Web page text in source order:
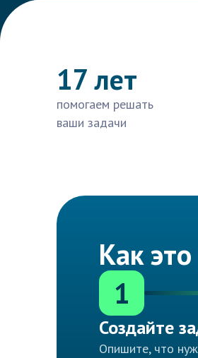
17 лет
помогаем решать
ваши задачи
Как
1
Создайте
Опишите, что